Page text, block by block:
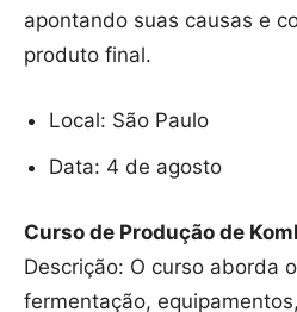
apontando suas causas e
produto final.
Local: São Paulo
Data: 4 de agosto
Curso de Produção de
Descrição: O curso aborda
fermentação,